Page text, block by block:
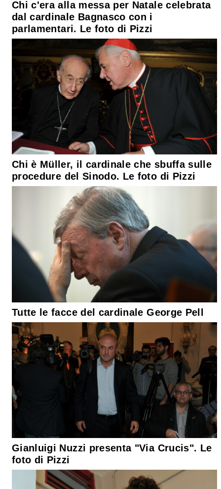
Chi c'era alla messa per Natale celebrata
dal cardinale Bagnasco con i
parlamentari. Le foto di Pizzi
Chi è Müller, il cardinale che sbuffa sulle
procedure del Sinodo. Le foto di Pizzi
Tutte le facce del cardinale George Pell
Gianluigi Nuzzi presenta "Via Crucis". Le
foto di Pizzi